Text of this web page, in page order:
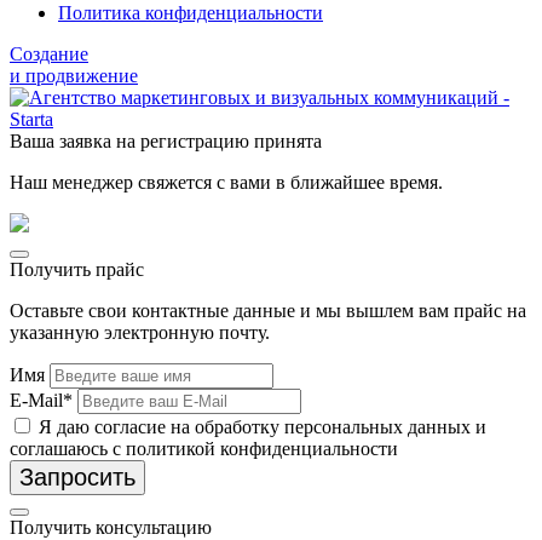
Политика конфиденциальности
Создание
и продвижение
Ваша заявка на регистрацию принята
Наш менеджер свяжется с вами в ближайшее время.
Получить прайс
Оставьте свои контактные данные и мы вышлем вам прайс на
указанную электронную почту.
Имя
E-Mail*
Я даю согласие на обработку персональных данных и
соглашаюсь с политикой конфиденциальности
Запросить
Получить консультацию